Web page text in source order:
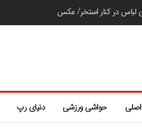
لباس در کنار استخر/ عکس
حواشی ورزشی دنیای رپ